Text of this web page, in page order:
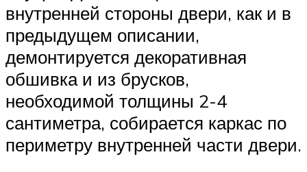
внутренней стороны двери, как и в
предыдущем описании,
демонтируется декоративная
обшивка и из брусков,
необходимой толщины 2-4
сантиметра, собирается каркас по
периметру внутренней части двери.